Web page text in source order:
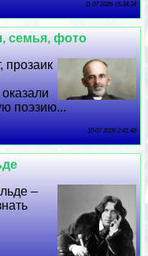
11 07 2026 15:34:34
семья, фото
прозаик
поэзию...
10 07 2026 2:41:48
–